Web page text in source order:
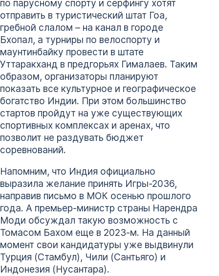
по парусному спорту и серфингу хотят
отправить в туристический штат Гоа,
гребной слалом – на канал в городе
Бхопал, а турниры по велоспорту и
маунтинбайку провести в штате
Уттаракханд в предгорьях Гималаев. Таким
образом, организаторы планируют
показать все культурное и географическое
богатство Индии. При этом большинство
стартов пройдут на уже существующих
спортивных комплексах и аренах, что
позволит не раздувать бюджет
соревнований.
Напомним, что Индия официально
выразила желание принять Игры-2036,
направив письмо в МОК осенью прошлого
года. А премьер-министр страны Нарендра
Моди обсуждал такую возможность с
Томасом Бахом еще в 2023-м. На данный
момент свои кандидатуры уже выдвинули
Турция (Стамбул), Чили (Сантьяго) и
Индонезия (Нусантара).